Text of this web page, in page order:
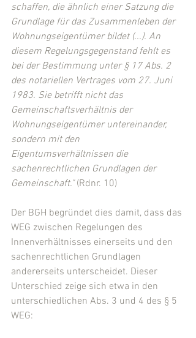
schaffen, die ähnlich einer Satzung die
Grundlage für das Zusammenleben der
Wohnungseigentümer bildet (...). An
diesem Regelungsgegenstand fehlt es
bei der Bestimmung unter § 17 Abs. 2
des notariellen Vertrages vom 27. Juni
1983. Sie betrifft nicht das
Gemeinschaftsverhältnis der
Wohnungseigentümer untereinander,
sondern mit den
Eigentumsverhältnissen die
sachenrechtlichen Grundlagen der
Gemeinschaft." (Rdnr. 10)
Der BGH begründet dies damit, dass das
WEG zwischen Regelungen des
Innenverhältnisses einerseits und den
sachenrechtlichen Grundlagen
andererseits unterscheidet. Dieser
Unterschied zeige sich etwa in den
unterschiedlichen Abs. 3 und 4 des § 5
WEG: